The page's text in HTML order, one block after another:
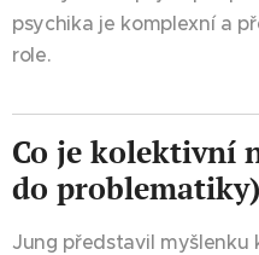
psychika je komplexní a
role.
Co je kolektivní
do problematiky)
Jung představil myšlenku